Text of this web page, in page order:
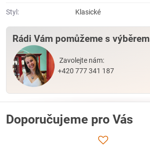
Styl: Klasické
Rádi Vám pomůžeme s výběrem
Zavolejte nám:
+420 777 341 187
Doporučujeme pro Vás